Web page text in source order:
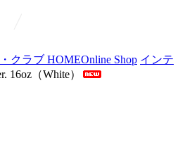
クラブ HOMEOnline Shop インテ
16oz（White）